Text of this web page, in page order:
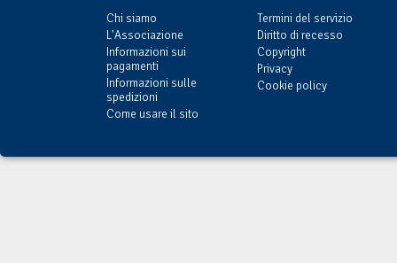
Chi siamo
L'Associazione
Informazioni sui
pagamenti
Informazioni sulle
spedizioni
Come usare il sito
Termini del servizio
Diritto di recesso
Copyright
Privacy
Cookie policy